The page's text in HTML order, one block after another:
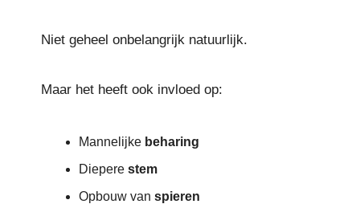
Niet geheel onbelangrijk natuurlijk.
Maar het heeft ook invloed op:
Mannelijke beharing
Diepere stem
Opbouw van spieren